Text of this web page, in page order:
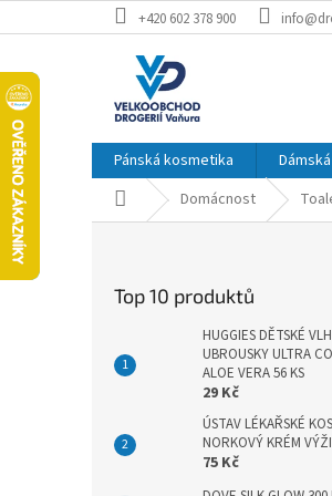
na
+420 602 378 900
Pánská kosmetika
Domů Domácnost
Top 10 produktů
HUGGIES DĚTSKÉ
UBROUSKY ULTRA
ALOE VERA 56 KS
29 Kč
ÚSTAV LÉKAŘSKÉ
NORKOVÝ KRÉM
75 Kč